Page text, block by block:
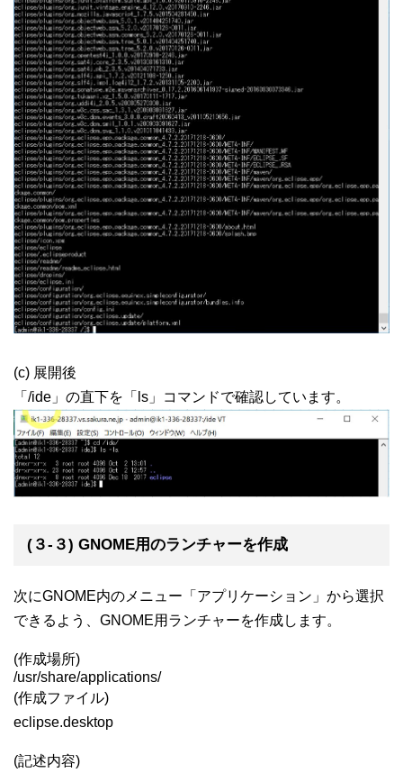
(c) 展開後
「/ide」の直下を「ls」コマンドで確認しています。
(３-３) GNOME用のランチャーを作成
次にGNOME内のメニュー「アプリケーション」から選択
できるよう、GNOME用ランチャーを作成します。
(作成場所)
/usr/share/applications/
(作成ファイル)
eclipse.desktop
(記述内容)